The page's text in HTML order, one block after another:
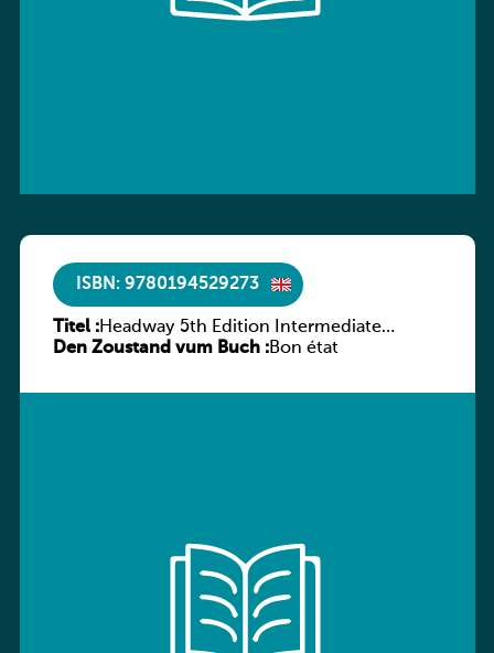
ISBN: 9780194529273
Titel :Headway 5th Edition Intermediate
Culture and Literature Companion
Den Zoustand vum Buch :Bon état